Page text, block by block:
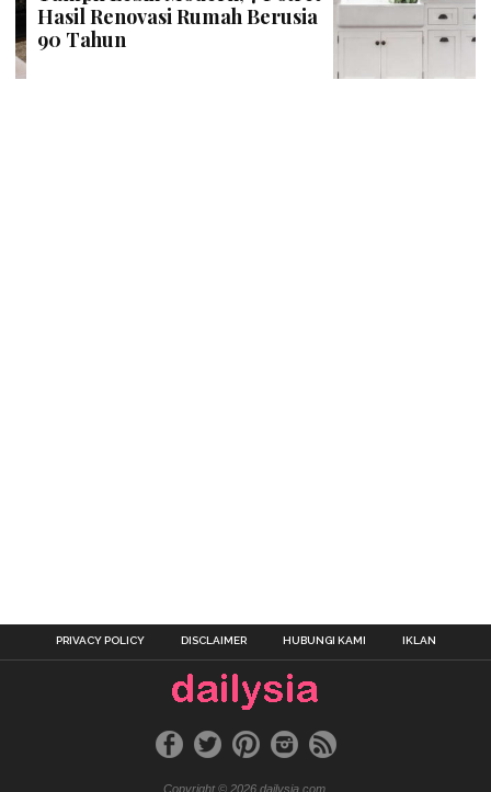
Hasil Renovasi Rumah Berusia
90 Tahun
PRIVACY POLICY DISCLAIMER HUBUNGI KAMI IKLAN
Copyright © 2026 dailysia.com.